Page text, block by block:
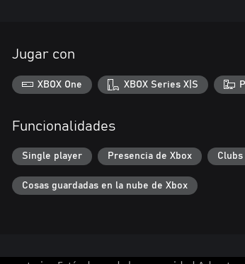
Jugar con
XBOX One XBOX Series X|S
Funcionalidades
Single player Presencia de Xbox
Cosas guardadas en la nube de Xbox